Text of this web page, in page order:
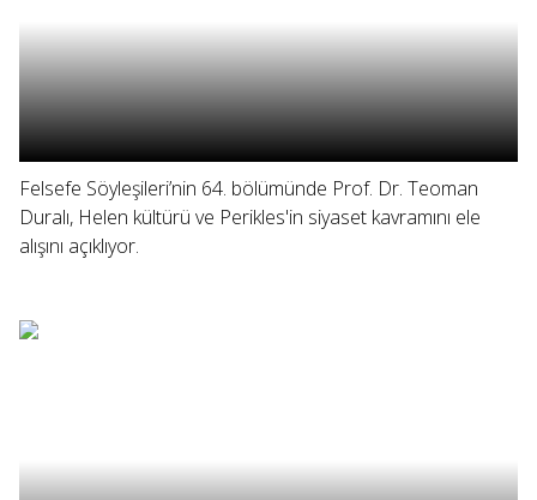
Felsefe Söyleşileri’nin 64. bölümünde Prof. Dr. Teoman
Duralı, Helen kültürü ve Perikles'in siyaset kavramını ele
alışını açıklıyor.